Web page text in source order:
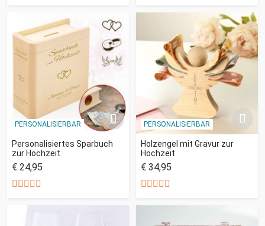
PERSONALISIERBAR
Personalisiertes Sparbuch
zur Hochzeit
€ 24,95
PERSONALISIERBAR
Holzengel mit Gravur zur
Hochzeit
€ 34,95